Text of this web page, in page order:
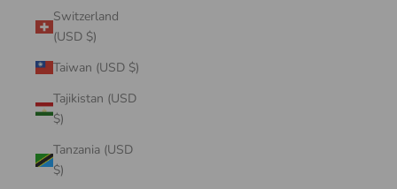
Switzerland
(USD $)
Taiwan (USD $)
Tajikistan (USD
$)
Tanzania (USD
$)